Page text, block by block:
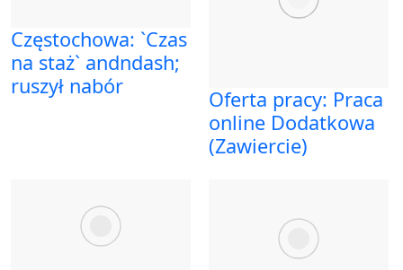
Częstochowa: `Czas
na staż` andndash;
ruszył nabór
Oferta pracy: Praca
online Dodatkowa
(Zawiercie)